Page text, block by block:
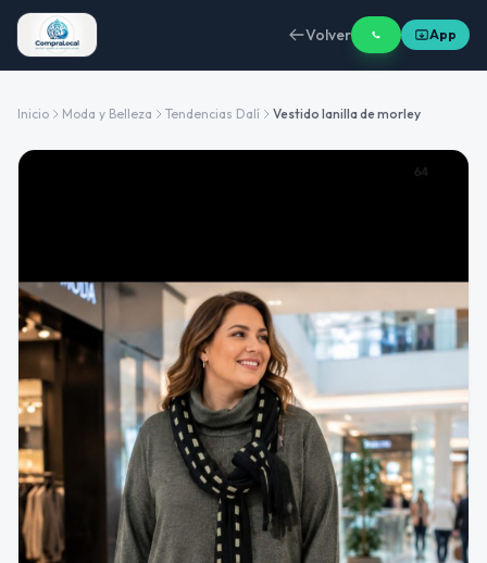
Volver App
Inicio Moda y Belleza Tendencias Dalí Vestido lanilla de morley